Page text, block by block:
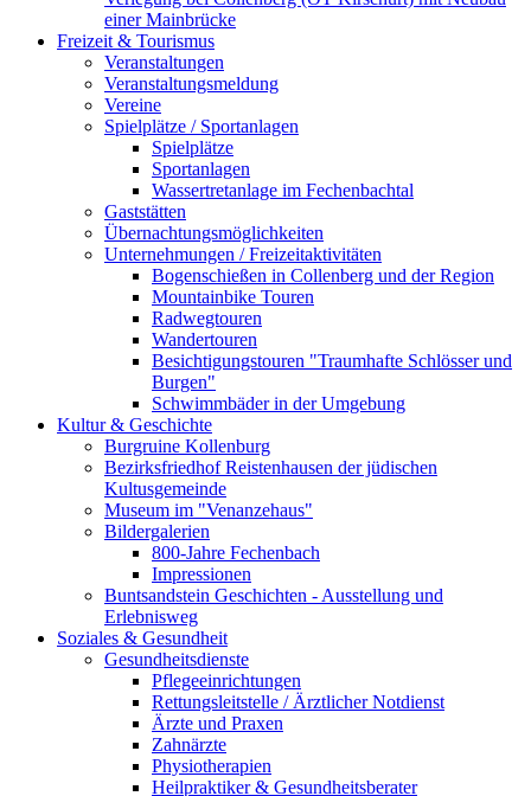
einer Mainbrücke
Freizeit & Tourismus
Veranstaltungen
Veranstaltungsmeldung
Vereine
Spielplätze / Sportanlagen
Spielplätze
Sportanlagen
Wassertretanlage im Fechenbachtal
Gaststätten
Übernachtungsmöglichkeiten
Unternehmungen / Freizeitaktivitäten
Bogenschießen in Collenberg und der Region
Mountainbike Touren
Radwegtouren
Wandertouren
Besichtigungstouren "Traumhafte Schlösser und
Burgen"
Schwimmbäder in der Umgebung
Kultur & Geschichte
Burgruine Kollenburg
Bezirksfriedhof Reistenhausen der jüdischen
Kultusgemeinde
Museum im "Venanzehaus"
Bildergalerien
800-Jahre Fechenbach
Impressionen
Buntsandstein Geschichten - Ausstellung und
Erlebnisweg
Soziales & Gesundheit
Gesundheitsdienste
Pflegeeinrichtungen
Rettungsleitstelle / Ärztlicher Notdienst
Ärzte und Praxen
Zahnärzte
Physiotherapien
Heilpraktiker & Gesundheitsberater